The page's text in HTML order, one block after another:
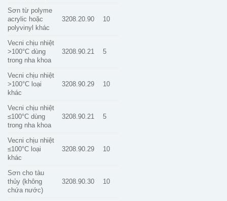
Sơn từ polyme
acrylic hoặc
polyvinyl khác
3208.20.90 10
Vecni chịu nhiệt
>100°C dùng
trong nha khoa
3208.90.21 5
Vecni chịu nhiệt
>100°C loại
khác
3208.90.29 10
Vecni chịu nhiệt
≤100°C dùng
trong nha khoa
3208.90.21 5
Vecni chịu nhiệt
≤100°C loại
khác
3208.90.29 10
Sơn cho tàu
thủy (không
chứa nước)
3208.90.30 10